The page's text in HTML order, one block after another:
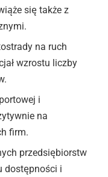
się także z
na ruch
wzrostu liczby
i
na
firm.
przedsiębiorstw
dostępności i